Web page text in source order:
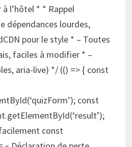
l’hôtel * * Rappel
dépendances lourdes,
pour le style * – Toutes
faciles à modifier * –
aria-live) */ (() => { const
const
const